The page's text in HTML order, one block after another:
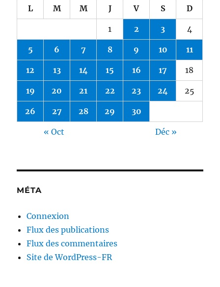
L M M J V S D
1 2 3 4
5 6 7 8 9 10 11
12 13 14 15 16 17 18
19 20 21 22 23 24 25
26 27 28 29 30
« Oct Déc »
MÉTA
Connexion
Flux des publications
Flux des commentaires
Site de WordPress-FR